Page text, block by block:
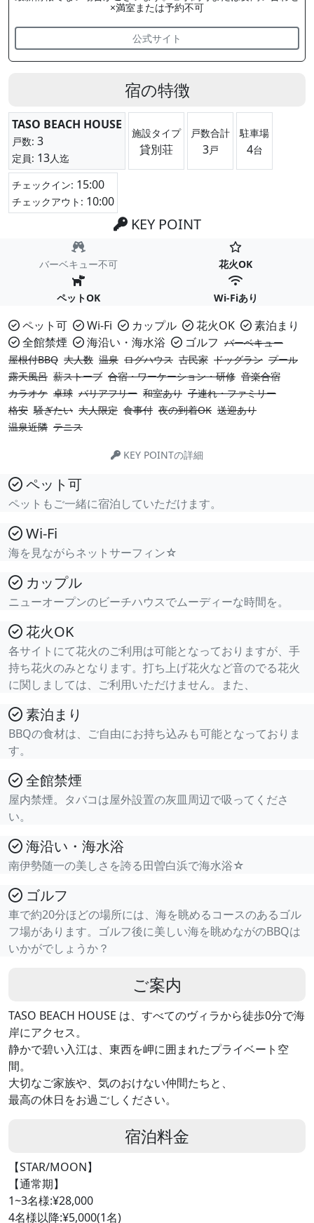
×満室または予約不可
公式サイト
宿の特徴
TASO BEACH HOUSE
戸数: 3
定員: 13人迄
施設タイプ
貸別荘
戸数合計
3戸
駐車場
4台
チェックイン: 15:00
チェックアウト: 10:00
KEY POINT
バーベキュー不可 花火OK
ペットOK Wi-Fiあり
ペット可 Wi-Fi カップル 花火OK
素泊まり
全館禁煙
海沿い・海水浴 ゴルフ バーベキュー
屋根付BBQ 大人数 温泉 ログハウス 古民家 ドッグラン プール
露天風呂 薪ストーブ 合宿・ワーケーション・研修 音楽合宿
カラオケ 卓球 バリアフリー 和室あり 子連れ・ファミリー
格安 騒ぎたい 大人限定 食事付 夜の到着OK 送迎あり
温泉近隣 テニス
KEY POINTの詳細
ペット可
ペットもご一緒に宿泊していただけます。
Wi-Fi
海を見ながらネットサーフィン☆
カップル
ニューオープンのビーチハウスでムーディーな時間を。
花火OK
各サイトにて花火のご利用は可能となっておりますが、手
持ち花火のみとなります。打ち上げ花火など音のでる花火
に関しましては、ご利用いただけません。また、
素泊まり
BBQの食材は、ご自由にお持ち込みも可能となっておりま
す。
全館禁煙
屋内禁煙。タバコは屋外設置の灰皿周辺で吸ってくださ
い。
海沿い・海水浴
南伊勢随一の美しさを誇る田曽白浜で海水浴☆
ゴルフ
車で約20分ほどの場所には、海を眺めるコースのあるゴル
フ場があります。ゴルフ後に美しい海を眺めながのBBQは
いかがでしょうか？
ご案内
TASO BEACH HOUSE は、すべてのヴィラから徒歩0分で海
岸にアクセス。
静かで碧い入江は、東西を岬に囲まれたプライベート空
間。
大切なご家族や、気のおけない仲間たちと、
最高の休日をお過ごしください。
宿泊料金
【STAR/MOON】
【通常期】
1~3名様:¥28,000
4名様以降:¥5,000(1名)